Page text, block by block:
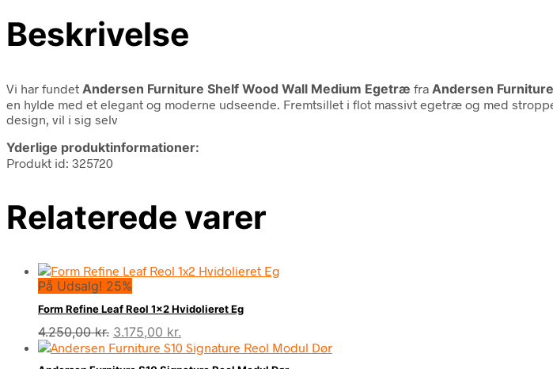
Beskrivelse
Vi har fundet Andersen Furniture Shelf Wood Wall Medium Egetræ fra Andersen Furniture
en hylde med et elegant og moderne udseende. Fremtsillet i flot massivt egetræ og med
design, vil i sig selv
Yderlige produktinformationer:
Produkt id: 325720
Relaterede varer
På Udsalg! 25%
Form Refine Leaf Reol 1×2 Hvidolieret Eg
4.250,00kr. Den
oprindelige
pris
3.175,00 kr.
aktuelle
pris